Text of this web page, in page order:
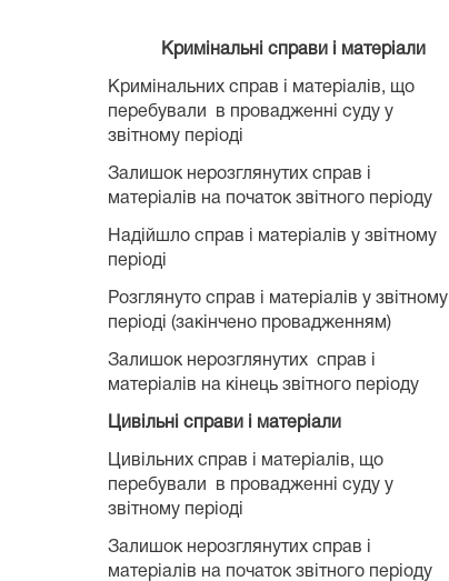
Кримінальні справи і матеріали
Кримінальних справ і матеріалів, що
перебували в провадженні суду у
звітному періоді
Залишок нерозглянутих справ і
матеріалів на початок звітного періоду
Надійшло справ і матеріалів у звітному
періоді
Розглянуто справ і матеріалів у звітному
періоді (закінчено провадженням)
Залишок нерозглянутих справ і
матеріалів на кінець звітного періоду
Цивільні справи і матеріали
Цивільних справ і матеріалів, що
перебували в провадженні суду у
звітному періоді
Залишок нерозглянутих справ і
матеріалів на початок звітного періоду